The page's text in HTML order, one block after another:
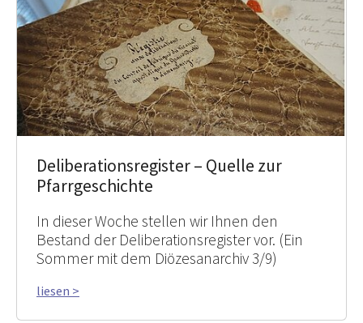
Deliberationsregister – Quelle zur
Pfarrgeschichte
In dieser Woche stellen wir Ihnen den
Bestand der Deliberationsregister vor. (Ein
Sommer mit dem Diözesanarchiv 3/9)
liesen >